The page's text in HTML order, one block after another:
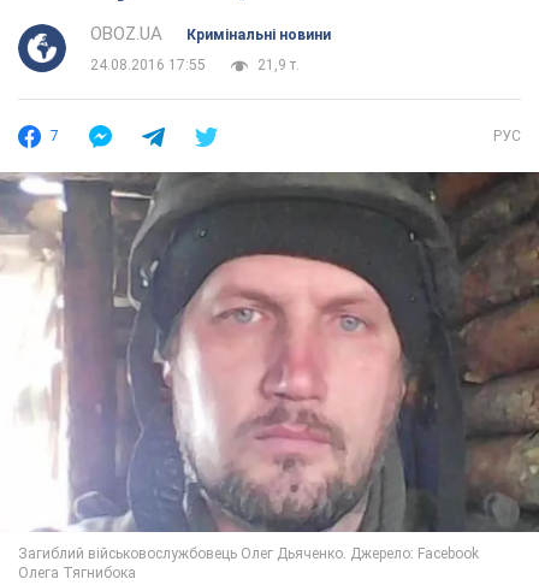
OBOZ.UA
Кримінальні новини
24.08.2016 17:55
21,9 т.
7 РУС